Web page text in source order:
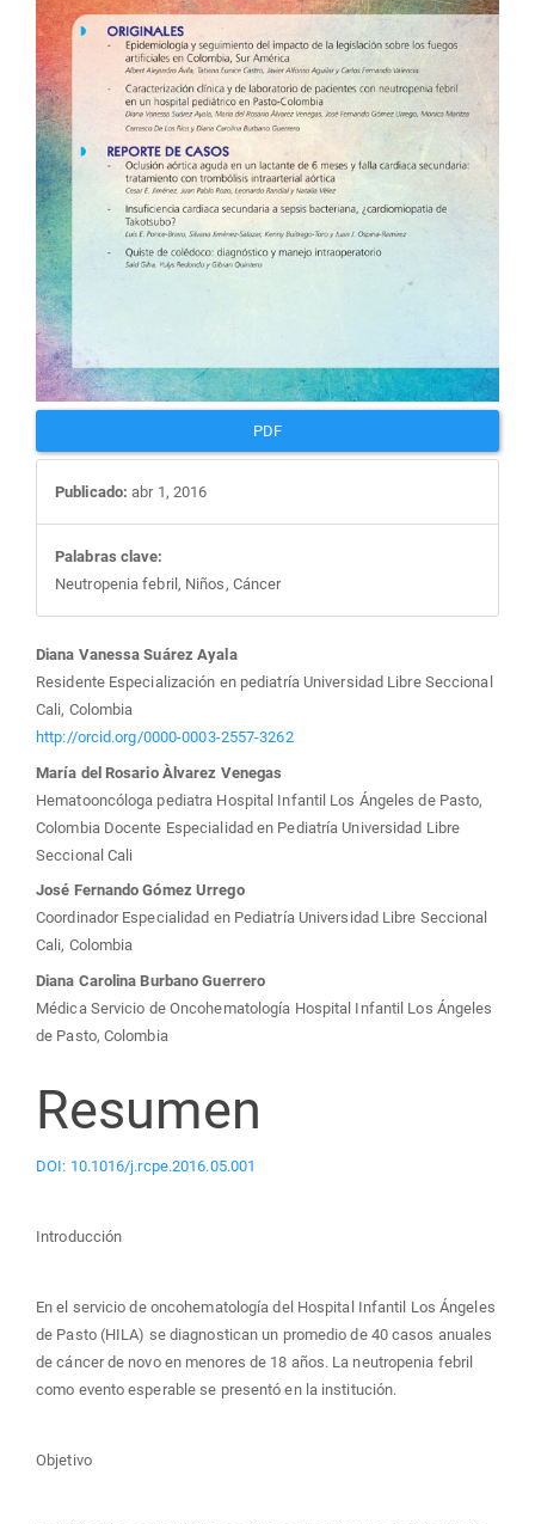
PDF
Publicado: abr 1, 2016
Palabras clave:
Neutropenia febril, Niños, Cáncer
Contenido
principal
del
artículo
Diana Vanessa Suárez Ayala
Residente Especialización en pediatría Universidad Libre Seccional
Cali, Colombia
http://orcid.org/0000-0003-2557-3262
María del Rosario Àlvarez Venegas
Hematooncóloga pediatra Hospital Infantil Los Ángeles de Pasto,
Colombia Docente Especialidad en Pediatría Universidad Libre
Seccional Cali
José Fernando Gómez Urrego
Coordinador Especialidad en Pediatría Universidad Libre Seccional
Cali, Colombia
Diana Carolina Burbano Guerrero
Médica Servicio de Oncohematología Hospital Infantil Los Ángeles
de Pasto, Colombia
Resumen
DOI: 10.1016/j.rcpe.2016.05.001
Introducción
En el servicio de oncohematología del Hospital Infantil Los Ángeles
de Pasto (HILA) se diagnostican un promedio de 40 casos anuales
de cáncer de novo en menores de 18 años. La neutropenia febril
como evento esperable se presentó en la institución.
Objetivo